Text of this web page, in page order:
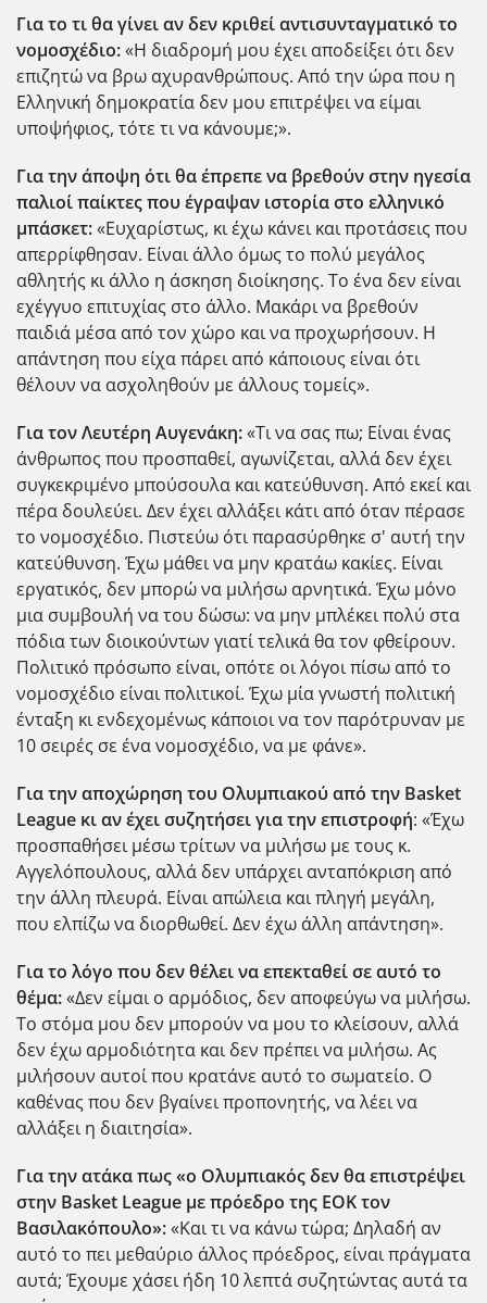
Για το τι θα γίνει αν δεν κριθεί αντισυνταγματικό το
νομοσχέδιο:«Η διαδρομή μου έχει αποδείξει ότι δεν
επιζητώ να βρω αχυρανθρώπους. Από την ώρα που η
Ελληνική δημοκρατία δεν μου επιτρέψει να είμαι
υποψήφιος, τότε τι να κάνουμε;».
Για την άποψη ότι θα έπρεπε να βρεθούν στην ηγεσία
παλιοί παίκτες που έγραψαν ιστορία στο ελληνικό
μπάσκετ:«Ευχαρίστως, κι έχω κάνει και προτάσεις που
απερρίφθησαν. Είναι άλλο όμως το πολύ μεγάλος
αθλητής κι άλλο η άσκηση διοίκησης. Το ένα δεν είναι
εχέγγυο επιτυχίας στο άλλο. Μακάρι να βρεθούν
παιδιά μέσα από τον χώρο και να προχωρήσουν. Η
απάντηση που είχα πάρει από κάποιους είναι ότι
θέλουν να ασχοληθούν με άλλους τομείς».
Για τον Λευτέρη Αυγενάκη:«Τι να σας πω; Είναι ένας
άνθρωπος που προσπαθεί, αγωνίζεται, αλλά δεν έχει
συγκεκριμένο μπούσουλα και κατεύθυνση. Από εκεί και
πέρα δουλεύει. Δεν έχει αλλάξει κάτι από όταν πέρασε
το νομοσχέδιο. Πιστεύω ότι παρασύρθηκε σ' αυτή την
κατεύθυνση. Έχω μάθει να μην κρατάω κακίες. Είναι
εργατικός, δεν μπορώ να μιλήσω αρνητικά. Έχω μόνο
μια συμβουλή να του δώσω: να μην μπλέκει πολύ στα
πόδια των διοικούντων γιατί τελικά θα τον φθείρουν.
Πολιτικό πρόσωπο είναι, οπότε οι λόγοι πίσω από το
νομοσχέδιο είναι πολιτικοί. Έχω μία γνωστή πολιτική
ένταξη κι ενδεχομένως κάποιοι να τον παρότρυναν με
10 σειρές σε ένα νομοσχέδιο, να με φάνε».
Για την αποχώρηση του Ολυμπιακού από την Basket
League κι αν έχει συζητήσει για την επιστροφή: «Έχω
προσπαθήσει μέσω τρίτων να μιλήσω με τους κ.
Αγγελόπουλους, αλλά δεν υπάρχει ανταπόκριση από
την άλλη πλευρά. Είναι απώλεια και πληγή μεγάλη,
που ελπίζω να διορθωθεί. Δεν έχω άλλη απάντηση».
Για το λόγο που δεν θέλει να επεκταθεί σε αυτό το
θέμα:«Δεν είμαι ο αρμόδιος, δεν αποφεύγω να μιλήσω.
Το στόμα μου δεν μπορούν να μου το κλείσουν, αλλά
δεν έχω αρμοδιότητα και δεν πρέπει να μιλήσω. Ας
μιλήσουν αυτοί που κρατάνε αυτό το σωματείο. Ο
καθένας που δεν βγαίνει προπονητής, να λέει να
αλλάξει η διαιτησία».
Για την ατάκα πως «ο Ολυμπιακός δεν θα επιστρέψει
στην Basket League με πρόεδρο της ΕΟΚ τον
Βασιλακόπουλο»:«Και τι να κάνω τώρα; Δηλαδή αν
αυτό το πει μεθαύριο άλλος πρόεδρος, είναι πράγματα
αυτά; Έχουμε χάσει ήδη 10 λεπτά συζητώντας αυτά τα